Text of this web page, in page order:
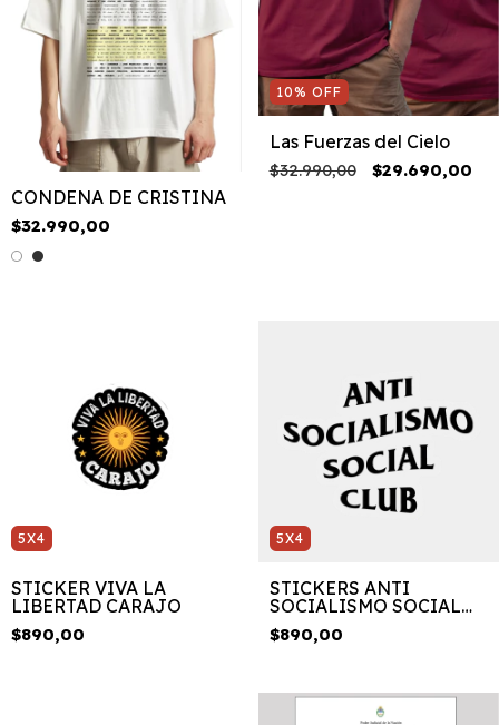
CONDENA DE CRISTINA
$32.990,00
10% OFF
Las Fuerzas del Cielo
$32.990,00 $29.690,00
5X4
STICKER VIVA LA
LIBERTAD CARAJO
$890,00
5X4
STICKERS ANTI
SOCIALISMO SOCIAL
CLUB
$890,00